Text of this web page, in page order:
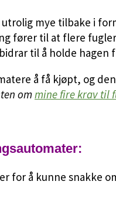
mye tilbake i
fører til at flere
til å holde hagen
å få kjøpt, og
ommine fire krav til
for å kunne snakke